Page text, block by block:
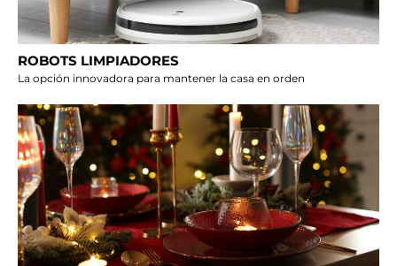
ROBOTS LIMPIADORES
La opción innovadora para mantener la casa en orden